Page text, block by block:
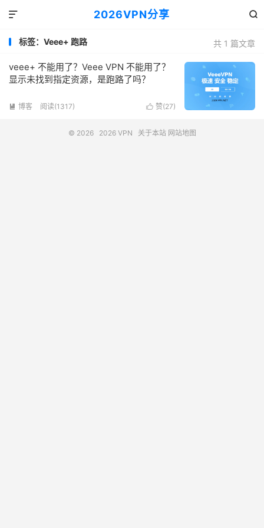
2026VPN分享 

共 1 篇文章
标签：Veee+ 跑路
veee+ 不能用了？Veee VPN 不能用了？
显示未找到指定资源，是跑路了吗？
 赞(27)
 博客 阅读(1317)
© 2026 2026 VPN 关于本站 网站地图